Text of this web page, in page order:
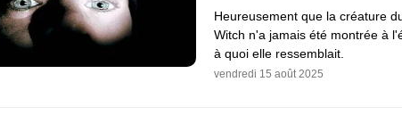
Heureusement que la créature
Witch n'a jamais été montrée à
à quoi elle ressemblait.
vendredi 15 août 2025